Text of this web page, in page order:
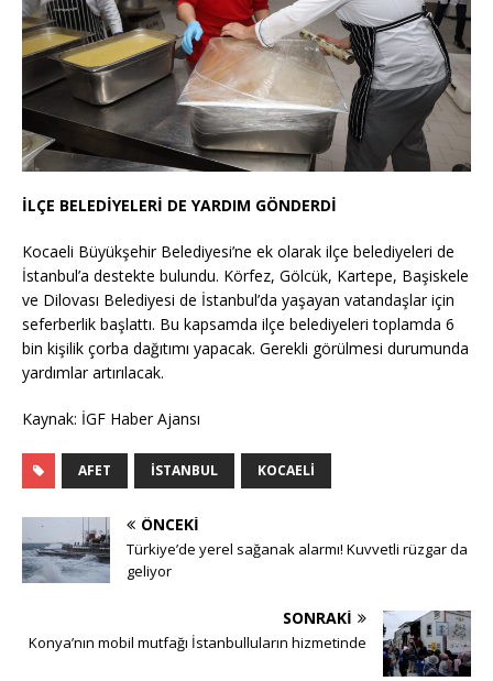
İLÇE BELEDİYELERİ DE YARDIM GÖNDERDİ
Kocaeli Büyükşehir Belediyesi’ne ek olarak ilçe belediyeleri de
İstanbul’a destekte bulundu. Körfez, Gölcük, Kartepe, Başiskele
ve Dilovası Belediyesi de İstanbul’da yaşayan vatandaşlar için
seferberlik başlattı. Bu kapsamda ilçe belediyeleri toplamda 6
bin kişilik çorba dağıtımı yapacak. Gerekli görülmesi durumunda
yardımlar artırılacak.
Kaynak: İGF Haber Ajansı
AFET İSTANBUL KOCAELI
ÖNCEKI
Türkiye’de yerel sağanak alarmı! Kuvvetli rüzgar da
geliyor
SONRAKI
Konya’nın mobil mutfağı İstanbulluların hizmetinde